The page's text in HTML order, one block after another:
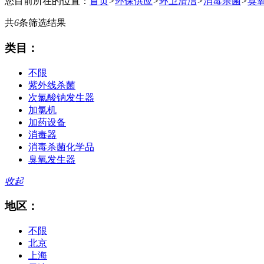
共6条筛选结果
类目：
不限
紫外线杀菌
次氯酸钠发生器
加氯机
加药设备
消毒器
消毒杀菌化学品
臭氧发生器
收起
地区：
不限
北京
上海